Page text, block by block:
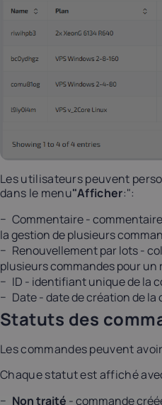
Les utilisateurs peuvent
dans le menu"Afficher:":
Commentaire -
la gestion de plusieurs
Renouvellement par lots -
plusieurs commandes pour
ID - identifiant unique de la
Date - date de création de la
Statuts des
Les commandes peuvent
Chaque statut est affiché
Non traité - commande